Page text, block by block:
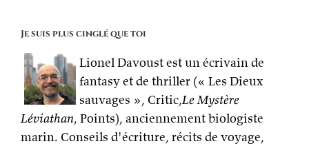
importants
Je suis plus cinglé que toi
Lionel Davoust est un écrivain de
fantasy et de thriller (« Les Dieux
sauvages », Critic,Le Mystère
Léviathan, Points), anciennement biologiste
marin. Conseils d'écriture, récits de voyage,